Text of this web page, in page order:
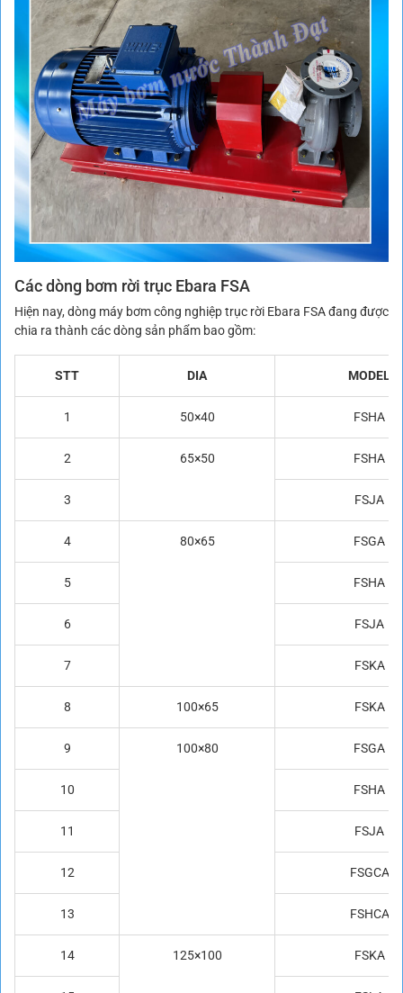
Các dòng bơm rời trục Ebara FSA
Hiện nay, dòng máy bơm công nghiệp trục rời Ebara FSA đang được
chia ra thành các dòng sản phẩm bao gồm:
STT DIA MODEL
1 50×40 FSHA
2 65×50 FSHA
3 FSJA
4 80×65 FSGA
5 FSHA
6 FSJA
7 FSKA
8 100×65 FSKA
9 100×80 FSGA
10 FSHA
11 FSJA
12 FSGCA
13 FSHCA
14 125×100 FSKA